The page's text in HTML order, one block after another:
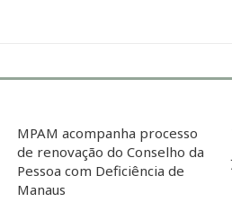
MPAM acompanha processo
de renovação do Conselho da
Pessoa com Deficiência de
Manaus